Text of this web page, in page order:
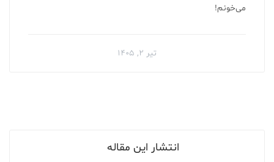
انتشار این مقاله
می‌خونم!
تیر ۲, ۱۴۰۵